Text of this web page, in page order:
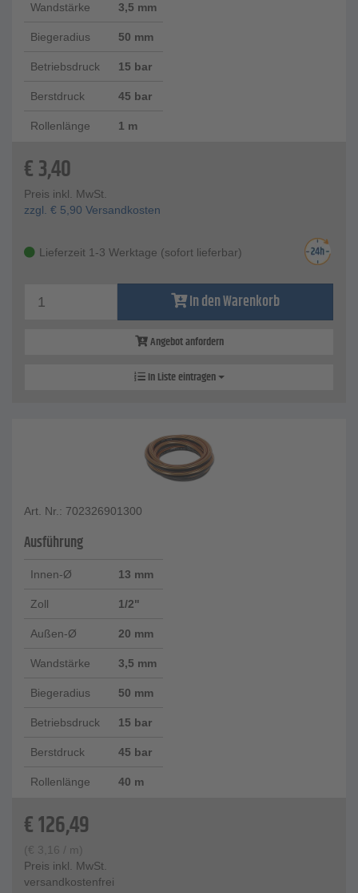
Wandstärke 3,5 mm
Biegeradius 50 mm
Betriebsdruck 15 bar
Berstdruck 45 bar
Rollenlänge 1 m
€3,40
Preis inkl. MwSt.
zzgl. € 5,90 Versandkosten
Lieferzeit 1-3 Werktage (sofort lieferbar)
In den Warenkorb
Angebot anfordern
In Liste eintragen
Art. Nr.: 702326901300
Ausführung
Innen-Ø 13 mm
Zoll 1/2"
Außen-Ø 20 mm
Wandstärke 3,5 mm
Biegeradius 50 mm
Betriebsdruck 15 bar
Berstdruck 45 bar
Rollenlänge 40 m
€126,49
(€ 3,16 / m)
Preis inkl. MwSt.
versandkostenfrei